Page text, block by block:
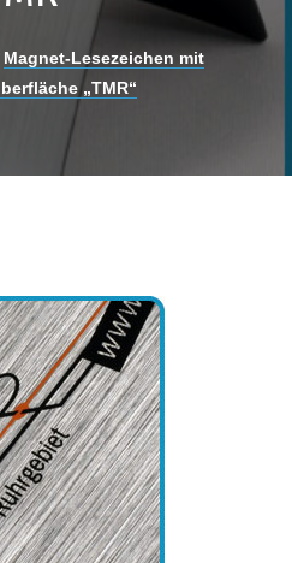
Magnet-Lesezeichen mit
„TMR“